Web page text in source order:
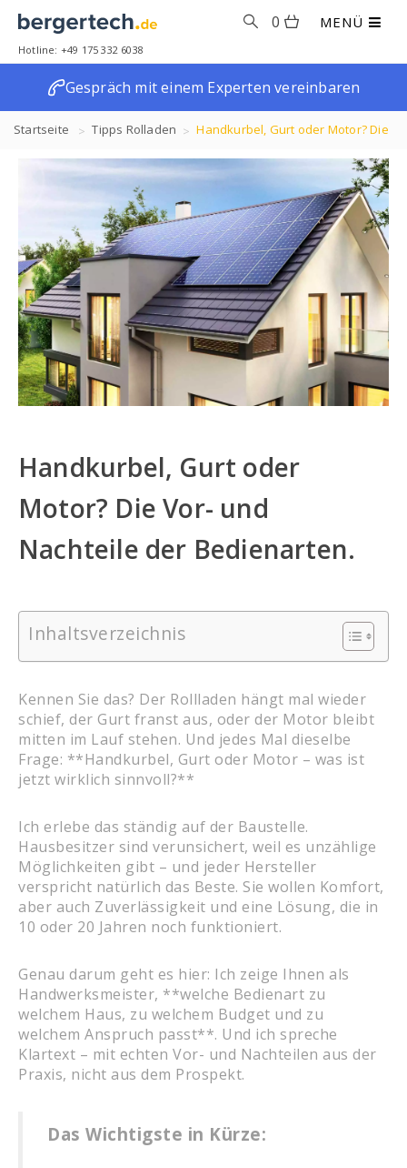
MENÜ
0
Hotline: +49 175 332 6038
Gespräch mit einem Experten vereinbaren
Startseite Tipps Rolladen Handkurbel, Gurt oder Motor? Die
Vor- und Nachteile der Bedienarten.
Handkurbel, Gurt oder
Motor? Die Vor- und
Nachteile der Bedienarten.
Inhaltsverzeichnis
Kennen Sie das? Der Rollladen hängt mal wieder
schief, der Gurt franst aus, oder der Motor bleibt
mitten im Lauf stehen. Und jedes Mal dieselbe
Frage: **Handkurbel, Gurt oder Motor – was ist
jetzt wirklich sinnvoll?**
Ich erlebe das ständig auf der Baustelle.
Hausbesitzer sind verunsichert, weil es unzählige
Möglichkeiten gibt – und jeder Hersteller
verspricht natürlich das Beste. Sie wollen Komfort,
aber auch Zuverlässigkeit und eine Lösung, die in
10 oder 20 Jahren noch funktioniert.
Genau darum geht es hier: Ich zeige Ihnen als
Handwerksmeister, **welche Bedienart zu
welchem Haus, zu welchem Budget und zu
welchem Anspruch passt**. Und ich spreche
Klartext – mit echten Vor- und Nachteilen aus der
Praxis, nicht aus dem Prospekt.
Das Wichtigste in Kürze: